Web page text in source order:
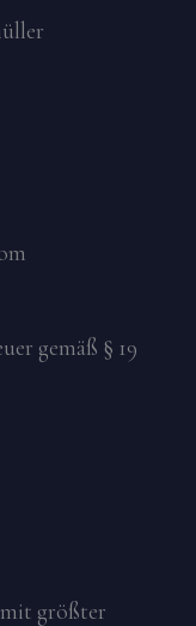
gemäß § 19
größter